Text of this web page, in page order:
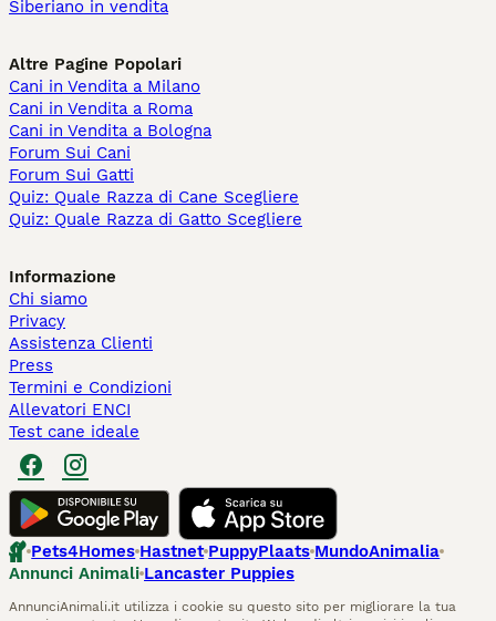
Siberiano in vendita
Altre Pagine Popolari
Cani in Vendita a Milano
Cani in Vendita a Roma
Cani in Vendita a Bologna
Forum Sui Cani
Forum Sui Gatti
Quiz: Quale Razza di Cane Scegliere
Quiz: Quale Razza di Gatto Scegliere
Informazione
Chi siamo
Privacy
Assistenza Clienti
Press
Termini e Condizioni
Allevatori ENCI
Test cane ideale
Pets4Homes Hastnet PuppyPlaats MundoAnimalia
Annunci Animali Lancaster Puppies
AnnunciAnimali.it utilizza i cookie su questo sito per migliorare la tua